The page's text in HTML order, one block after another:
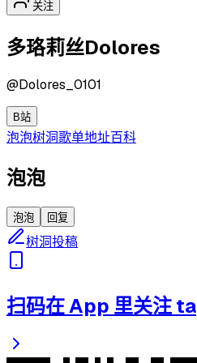
关注
多珞莉丝Dolores
@Dolores_0101
B站
泡泡树洞歌单地址百科
泡泡
泡泡 回复
树洞投稿
扫码在 App 里关注 ta